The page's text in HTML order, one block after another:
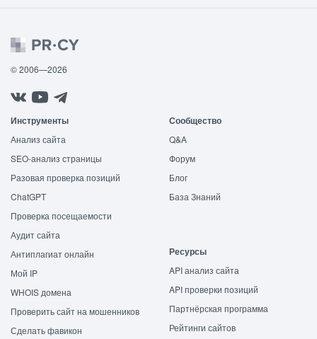
© 2006—2026
Инструменты
Анализ сайта
SEO-анализ страницы
Разовая проверка позиций
ChatGPT
Проверка посещаемости
Аудит сайта
Антиплагиат онлайн
Мой IP
WHOIS домена
Проверить сайт на мошенников
Сделать фавикон
Сообщество
Q&A
Форум
Блог
База Знаний
Ресурсы
API анализ сайта
API проверки позиций
Партнёрская программа
Рейтинги сайтов